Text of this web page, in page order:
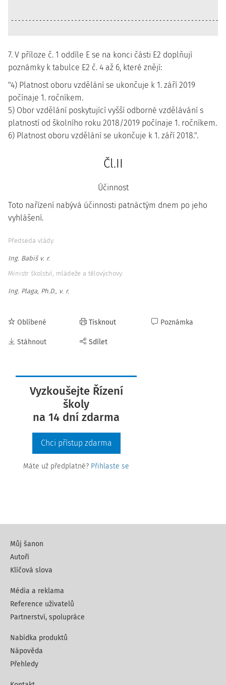
7. V příloze č. 1 oddíle E se na konci části E2 doplňují
poznámky k tabulce E2 č. 4 až 6, které znějí:
"4) Platnost oboru vzdělání se ukončuje k 1. září 2019
počínaje 1. ročníkem.
5) Obor vzdělání poskytující vyšší odborné vzdělávání s
platností od školního roku 2018/2019 počínaje 1. ročníkem.
6) Platnost oboru vzdělání se ukončuje k 1. září 2018.".
Čl.II
Účinnost
Toto nařízení nabývá účinnosti patnáctým dnem po jeho
vyhlášení.
Předseda vlády:
Ing. Babiš v. r.
Ministr školství, mládeže a tělovýchovy:
Ing. Plaga, Ph.D., v. r.
Oblíbené
Stáhnout
Tisknout
Sdílet
Poznámka
Vyzkoušejte Řízení
školy
na 14 dní zdarma
Chci přístup zdarma
Máte už předplatné? Přihlaste se
Můj šanon
Autoři
Klíčová slova
Média a reklama
Reference uživatelů
Partnerství, spolupráce
Nabídka produktů
Nápověda
Přehledy